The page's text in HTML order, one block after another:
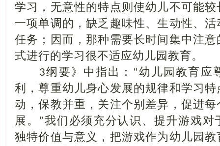
学习，无意性的特点则使幼儿不可能
一项单调的，缺乏趣味性、生动性、
任务；因而，那种需要长时间集中注
式进行的学习很不适应幼儿园教育。
3纲要》中指出： “幼儿园教育应
利，尊重幼儿身心发展的规律和学习
动，保教并重，关注个别差异，促进
展。
”我们必须充分认识、提升游戏对
独特价值与意义，把游戏作为幼儿园